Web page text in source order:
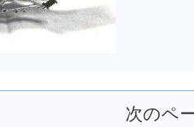
次のペ